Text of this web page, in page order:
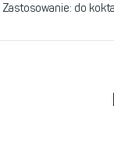
Zastosowanie: do